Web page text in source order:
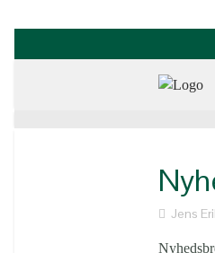
Jens